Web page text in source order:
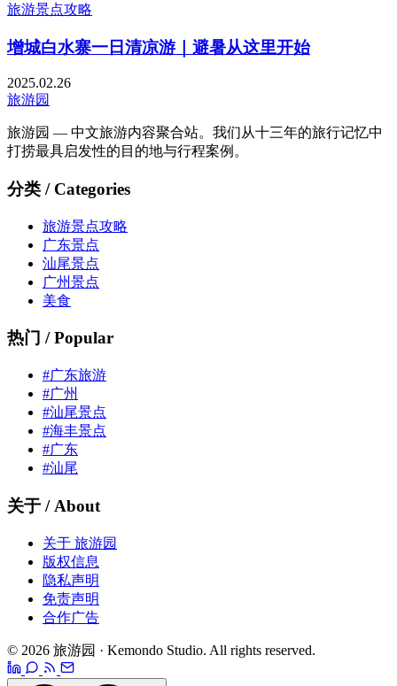
旅游景点攻略
增城白水寨一日清凉游｜避暑从这里开始
2025.02.26
旅游园
旅游园 — 中文旅游内容聚合站。我们从十三年的旅行记忆中
打捞最具启发性的目的地与行程案例。
分类 / Categories
旅游景点攻略
广东景点
汕尾景点
广州景点
美食
热门 / Popular
#广东旅游
#广州
#汕尾景点
#海丰景点
#广东
#汕尾
关于 / About
关于 旅游园
版权信息
隐私声明
免责声明
合作广告
© 2026 旅游园 · Kemondo Studio. All rights reserved.